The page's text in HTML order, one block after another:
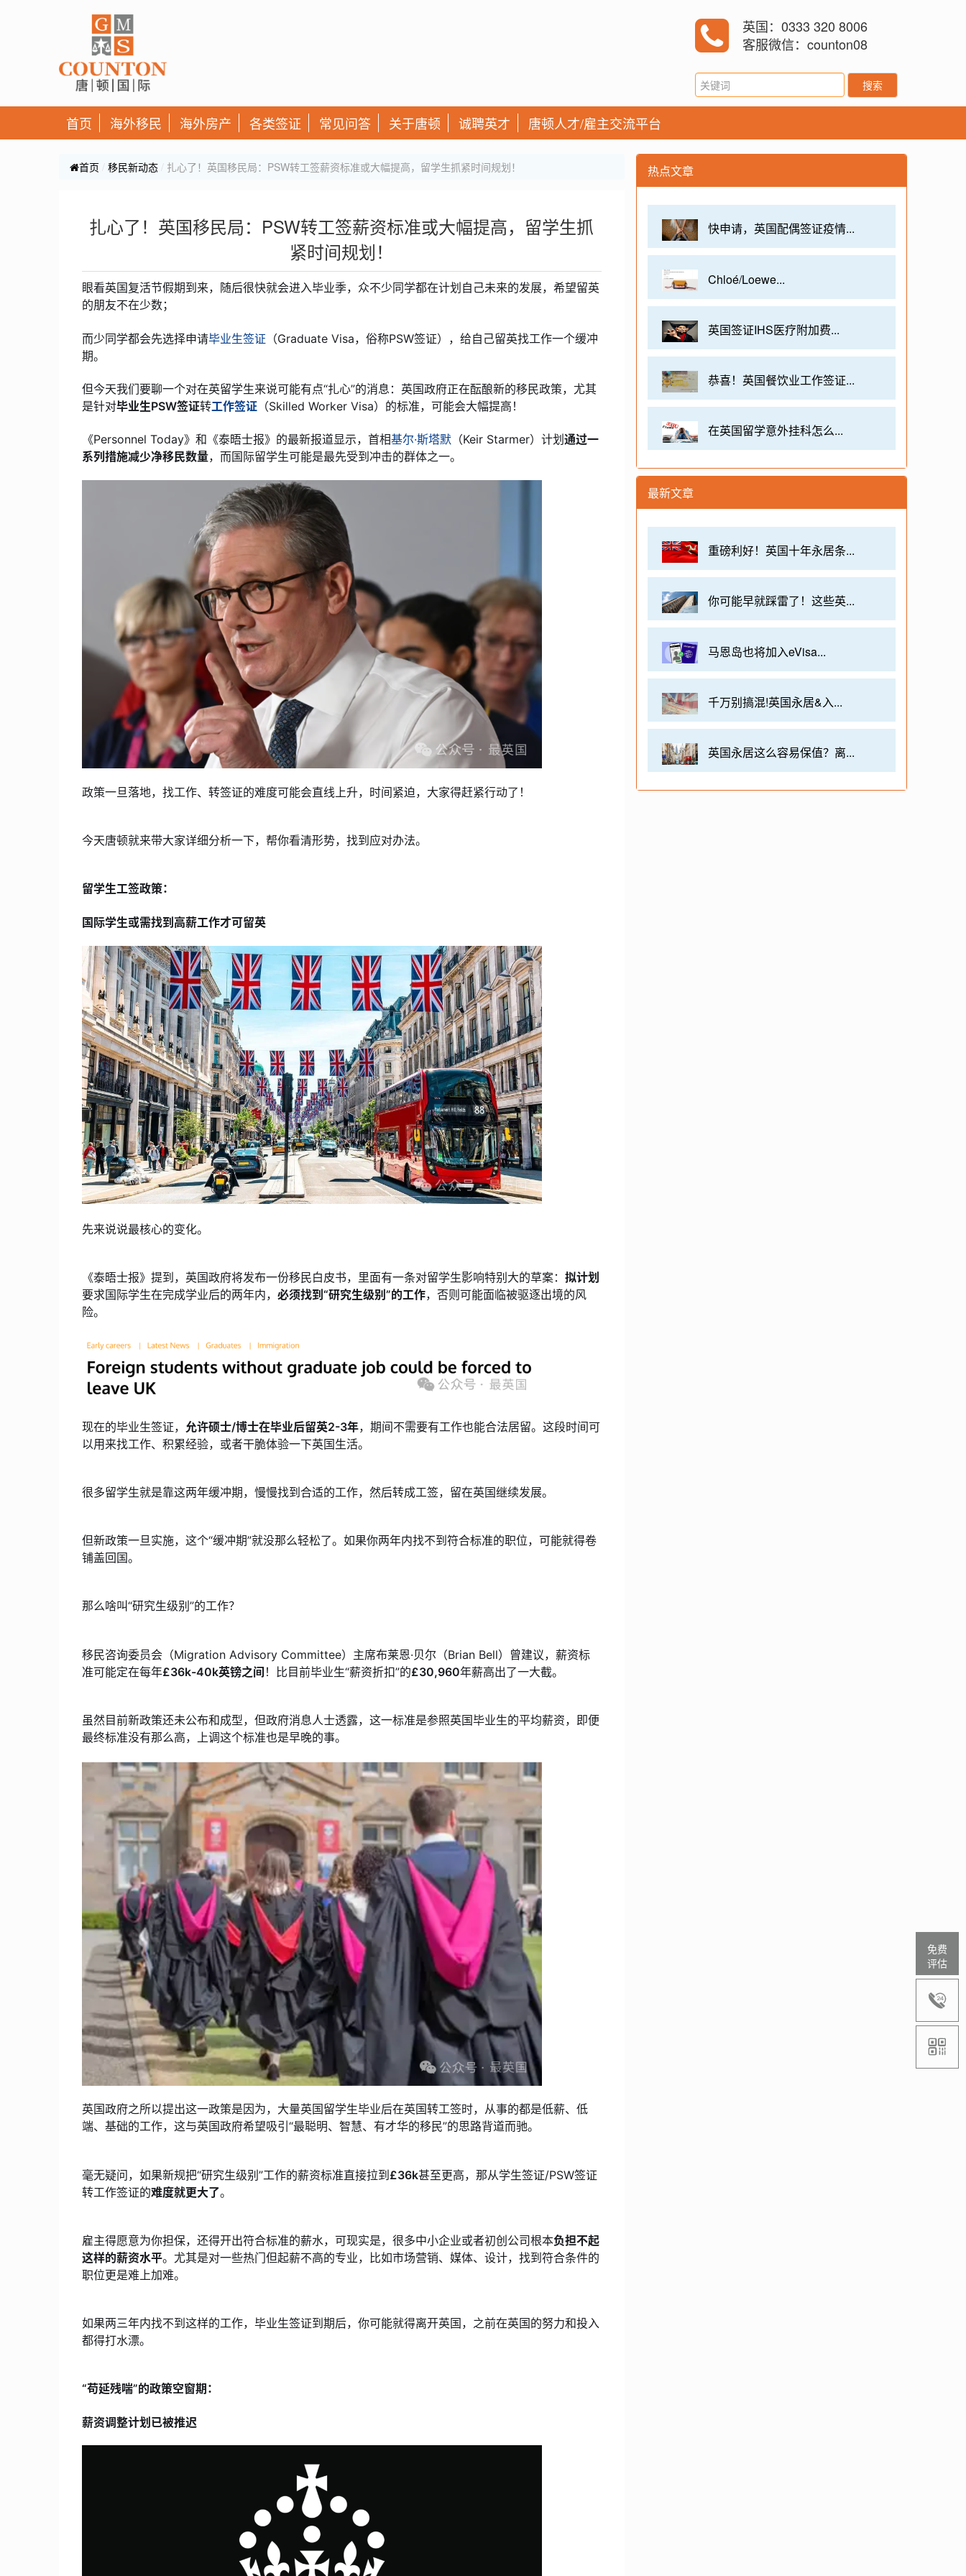
英国：0333 320 8006
客服微信：counton08
搜索
首页 海外移民 海外房产 各类签证 常见问答 关于唐顿 诚聘英才 唐顿人才/雇主交流平台
首页 移民新动态 扎心了！英国移民局：PSW转工签薪资标准或大幅提高，留学生抓紧时间规划！
扎心了！英国移民局：PSW转工签薪资标准或大幅提高，留学生抓
紧时间规划！
眼看英国复活节假期到来，随后很快就会进入毕业季，众不少同学都在计划自己未来的发展，希望留英
的朋友不在少数；
而少同学都会先选择申请毕业生签证 （Graduate Visa，俗称PSW签证），给自己留英找工作一个缓冲
期。
但今天我们要聊一个对在英留学生来说可能有点“扎心”的消息：英国政府正在酝酿新的移民政策，尤其
是针对毕业生PSW签证转工作签证 （Skilled Worker Visa）的标准，可能会大幅提高！
《Personnel Today》和《泰晤士报》的最新报道显示，首相基尔·斯塔默 （Keir Starmer）计划 通过一
系列措施减少净移民数量，而国际留学生可能是最先受到冲击的群体之一。
政策一旦落地，找工作、转签证的难度可能会直线上升，时间紧迫，大家得赶紧行动了！
今天唐顿就来带大家详细分析一下，帮你看清形势，找到应对办法。
留学生工签政策：
国际学生或需找到高薪工作才可留英
先来说说最核心的变化。
《泰晤士报》提到，英国政府将发布一份移民白皮书，里面有一条对留学生影响特别大的草案： 拟计划
要求国际学生在完成学业后的两年内， 必须找到“研究生级别”的工作，否则可能面临被驱逐出境的风
险。
现在的毕业生签证， 允许硕士/博士在毕业后留英2-3年，期间不需要有工作也能合法居留。这段时间可
以用来找工作、积累经验，或者干脆体验一下英国生活。
很多留学生就是靠这两年缓冲期，慢慢找到合适的工作，然后转成工签，留在英国继续发展。
但新政策一旦实施，这个“缓冲期”就没那么轻松了。如果你两年内找不到符合标准的职位，可能就得卷
铺盖回国。
那么啥叫“研究生级别”的工作？
移民咨询委员会（Migration Advisory Committee）主席布莱恩·贝尔（Brian Bell）曾建议，薪资标
准可能定在每年£36k-40k英镑之间 ！比目前毕业生“薪资折扣”的£30,960年薪高出了一大截。
虽然目前新政策还未公布和成型，但政府消息人士透露，这一标准是参照英国毕业生的平均薪资，即便
最终标准没有那么高，上调这个标准也是早晚的事。
英国政府之所以提出这一政策是因为，大量英国留学生毕业后在英国转工签时，从事的都是低薪、低
端、基础的工作，这与英国政府希望吸引“最聪明、智慧、有才华的移民”的思路背道而驰。
毫无疑问，如果新规把“研究生级别”工作的薪资标准直接拉到£36k甚至更高，那从学生签证/PSW签证
转工作签证的难度就更大了。
雇主得愿意为你担保，还得开出符合标准的薪水，可现实是，很多中小企业或者初创公司根本负担不起
这样的薪资水平。尤其是对一些热门但起薪不高的专业，比如市场营销、媒体、设计，找到符合条件的
职位更是难上加难。
如果两三年内找不到这样的工作，毕业生签证到期后，你可能就得离开英国，之前在英国的努力和投入
都得打水漂。
“苟延残喘”的政策空窗期：
薪资调整计划已被推迟
热点文章
快申请，英国配偶签证疫情...
Chloé/Loewe...
英国签证IHS医疗附加费...
恭喜！英国餐饮业工作签证...
​在英国留学意外挂科怎么...
最新文章
重磅利好！英国十年永居条...
你可能早就踩雷了！这些英...
马恩岛也将加入eVisa...
千万别搞混!英国永居&入...
英国永居这么容易保值？离...
免费
评估

